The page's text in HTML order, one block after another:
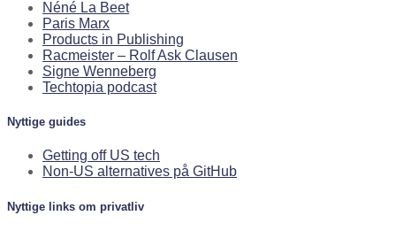
Néné La Beet
Paris Marx
Products in Publishing
Racmeister – Rolf Ask Clausen
Signe Wenneberg
Techtopia podcast
Nyttige guides
Getting off US tech
Non-US alternatives på GitHub
Nyttige links om privatliv